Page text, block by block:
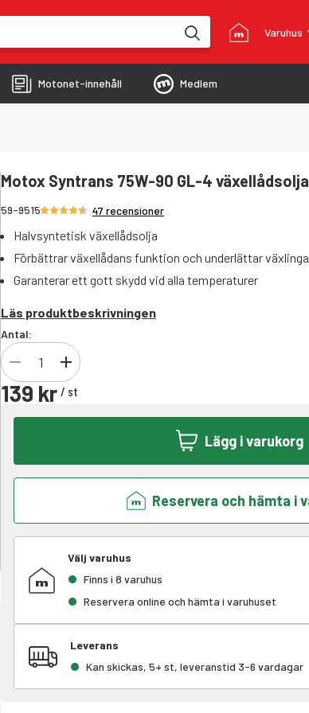
Varuhus
Motonet-innehåll Medlem
Motox Syntrans 75W-90 GL-4 växellådsolja
59-9515Betyg 4.6/5 stjärnor
47 recensioner
Halvsyntetisk växellådsolja
Förbättrar växellådans funktion och underlättar
Garanterar ett gott skydd vid alla temperaturer
Läs produktbeskrivningen
Antal:
139 kr / st
Lägg i varukorg
Reservera och hämta i
Välj varuhus
Finns i 8 varuhus
Reservera online och hämta i varuhuset
Leverans
Kan skickas, 5+ st, leveranstid 3-6 vardagar